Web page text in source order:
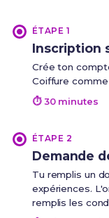
ÉTAPE 1
Inscription
Crée ton
Coiffure
⏱ 30 minutes
ÉTAPE 2
Demande
Tu remplis un
expériences.
remplis les